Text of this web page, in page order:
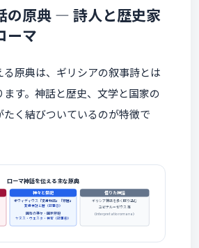
の原典 ― 詩人と歴史家
ーマ
る原典は、ギリシアの叙事詩とは
す。神話と歴史、文学と国家の
たく結びついているのが特徴で
ローマ神話を伝える主な原典
神々と祭祀
オウィディウス『変身物語』『祭暦』
変身神話と暦（記事③）
固有の神々・国家祭祀
ヤヌス・ウェスタ・神官（記事④）
借りた神話
ギリシア神話を多く取り込む
ユピテル＝ゼウス 等
（interpretatio romana）